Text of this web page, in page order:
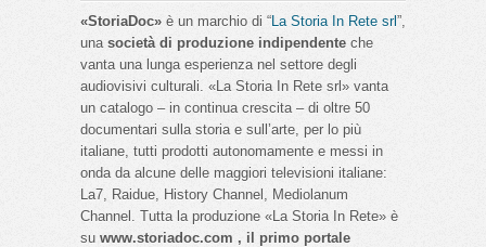
«StoriaDoc» è un marchio di “La Storia In Rete srl”,
una società di produzione indipendente che
vanta una lunga esperienza nel settore degli
audiovisivi culturali. «La Storia In Rete srl» vanta
un catalogo – in continua crescita – di oltre 50
documentari sulla storia e sull’arte, per lo più
italiane, tutti prodotti autonomamente e messi in
onda da alcune delle maggiori televisioni italiane:
La7, Raidue, History Channel, Mediolanum
Channel. Tutta la produzione «La Storia In Rete» è
su www.storiadoc.com , il primo portale